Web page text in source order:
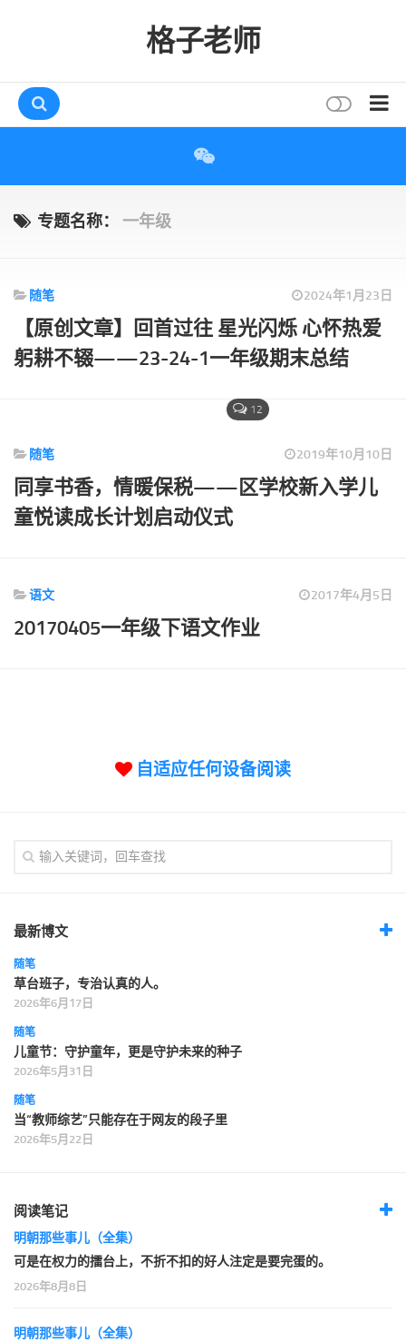
格子老师
互动
读者
论坛
论坛搜索
页面
精品域名
友情链接
专题名称： 一年级
随笔 2024年1月23日
【原创文章】回首过往 星光闪烁 心怀热爱
躬耕不辍——23-24-1一年级期末总结
12
随笔 2019年10月10日
同享书香，情暖保税——区学校新入学儿
童悦读成长计划启动仪式
语文 2017年4月5日
20170405一年级下语文作业
自适应任何设备阅读
最新博文
随笔
草台班子，专治认真的人。
2026年6月17日
随笔
儿童节：守护童年，更是守护未来的种子
2026年5月31日
随笔
当“教师综艺”只能存在于网友的段子里
2026年5月22日
阅读笔记
明朝那些事儿（全集）
可是在权力的擂台上，不折不扣的好人注定是要完蛋的。
2026年8月8日
明朝那些事儿（全集）